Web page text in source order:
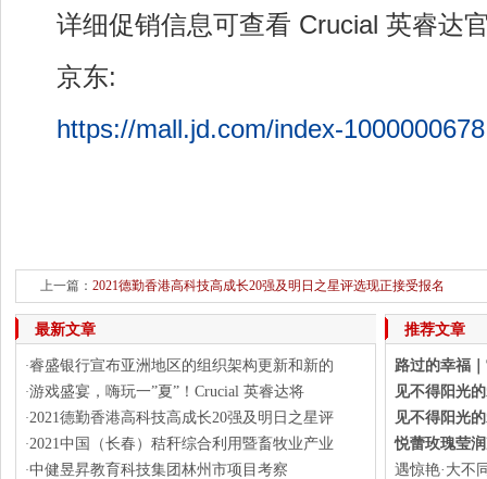
详细促销信息可查看 Crucial 英睿达
京东:
https://mall.jd.com/index-
上一篇： 2021德勤香港高科技高成长20强及明日之星评选现正接受报名
下一篇：睿盛银行宣
最新文章
·睿盛银行宣布亚洲地区的组织架构更新和新的
·游戏盛宴，嗨玩一”夏”！Crucial 英睿达将
·2021德勤香港高科技高成长20强及明日之星评
·2021中国（长春）秸秆综合利用暨畜牧业产业
·中健昱昇教育科技集团林州市项目考察
推荐文章
路过的幸福
见不得阳光
见不得阳光
悦蕾玫瑰莹
遇惊艳·大不